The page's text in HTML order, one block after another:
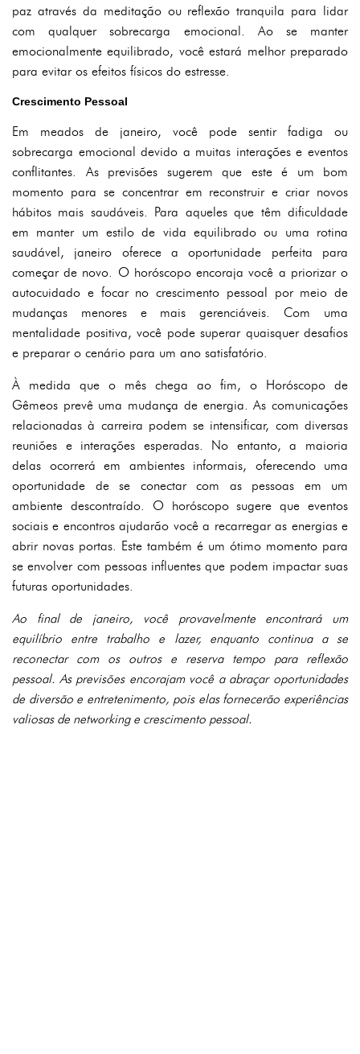
paz através da meditação ou reflexão tranquila para lidar
com qualquer sobrecarga emocional. Ao se manter
emocionalmente equilibrado, você estará melhor preparado
para evitar os efeitos físicos do estresse.
Crescimento Pessoal
Em meados de janeiro, você pode sentir fadiga ou
sobrecarga emocional devido a muitas interações e eventos
conflitantes. As previsões sugerem que este é um bom
momento para se concentrar em reconstruir e criar novos
hábitos mais saudáveis. Para aqueles que têm dificuldade
em manter um estilo de vida equilibrado ou uma rotina
saudável, janeiro oferece a oportunidade perfeita para
começar de novo. O horóscopo encoraja você a priorizar o
autocuidado e focar no crescimento pessoal por meio de
mudanças menores e mais gerenciáveis. Com uma
mentalidade positiva, você pode superar quaisquer desafios
e preparar o cenário para um ano satisfatório.
À medida que o mês chega ao fim, o Horóscopo de
Gêmeos prevê uma mudança de energia. As comunicações
relacionadas à carreira podem se intensificar, com diversas
reuniões e interações esperadas. No entanto, a maioria
delas ocorrerá em ambientes informais, oferecendo uma
oportunidade de se conectar com as pessoas em um
ambiente descontraído. O horóscopo sugere que eventos
sociais e encontros ajudarão você a recarregar as energias e
abrir novas portas. Este também é um ótimo momento para
se envolver com pessoas influentes que podem impactar suas
futuras oportunidades.
Ao final de janeiro, você provavelmente encontrará um
equilíbrio entre trabalho e lazer, enquanto continua a se
reconectar com os outros e reserva tempo para reflexão
pessoal. As previsões encorajam você a abraçar oportunidades
de diversão e entretenimento, pois elas fornecerão experiências
valiosas de networking e crescimento pessoal.